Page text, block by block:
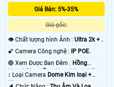
Giá Bán: 5%-35%
Giá gốc:
👁 Chất lượng hình Ảnh : Ultra 2k + .
🌠 Camera Công nghệ :
IP POE.
🔴 Xem Được Ban Đêm : Hồng
Ngoại 50m Hồng Ngoại Smart IR.
↕️ Loại Camera Dome Kim loại +
Nhựa.